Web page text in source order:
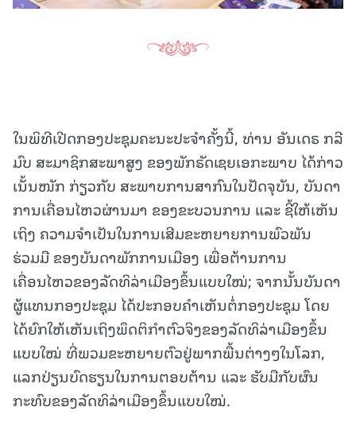
ໃນພິທີເປີດກອງປະຊຸມຄະນະປະຈໍາຄັ້ງນີ້, ທ່ານ ອັນເດຣ ກລີ
ມົບ ສະມາຊິກສະພາສູງ ຂອງພັກຣັດເຊຍເອກະພາບ ໄດ້ກ່າວ
ເນັ້ນໜັກ ກ່ຽວກັບ ສະພາບການສາກົນໃນປັດຈຸບັນ, ບັນດາ
ການເຄື່ອນໄຫວຜ່ານມາ ຂອງຂະບວນການ ແລະ ຊີ້ໃຫ້ເຫັນ
ເຖິງ ຄວາມຈຳເປັນໃນການເສີມຂະຫຍາຍການພົວພັນ
ຮ່ວມມື ຂອງບັນດາພັກການເມືອງ ເພື່ອຕ້ານການ
ເຄື່ອນໄຫວຂອງລັດທິລ່າເມືອງຂຶ້ນແບບໃໝ່; ຈາກນັ້ນບັນດາ
ຜູ້ແທນກອງປະຊຸມ ໄດ້ປະກອບຄຳເຫັນຕໍ່ກອງປະຊຸມ ໂດຍ
ໄດ້ຍົກໃຫ້ເຫັນເຖິງພຶດຕິກຳຕົວຈິງຂອງລັດທິລ່າເມືອງຂຶ້ນ
ແບບໃໝ່ ທີ່ພວມຂະຫຍາຍຕົວຢູ່ພາກພື້ນຕ່າງໆໃນໂລກ,
ແລກປ່ຽນບົດຮຽນໃນການຕອບຕ້ານ ແລະ ຮັບມືກັບຜົນ
ກະທົບຂອງລັດທິລ່າເມືອງຂຶ້ນແບບໃໝ່.